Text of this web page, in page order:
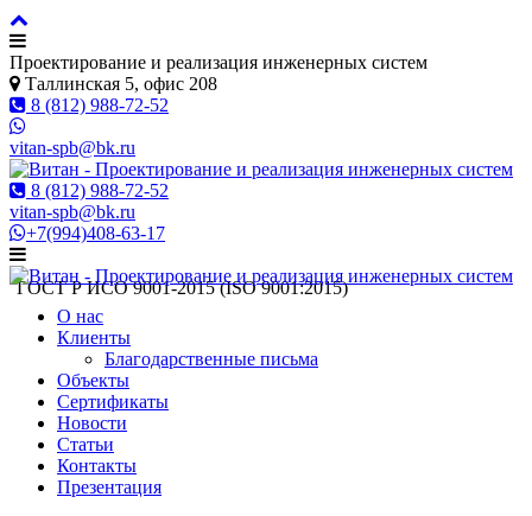
Проектирование и реализация инженерных систем
Таллинская 5, офис 208
8 (812) 988-72-52
vitan-spb@bk.ru
8 (812) 988-72-52
vitan-spb@bk.ru
+7(994)408-63-17
ГОСТ Р ИСO 9001-2015 (ISO 9001:2015)
О нас
Клиенты
Благодарственные письма
Объекты
Сертификаты
Новости
Статьи
Контакты
Презентация